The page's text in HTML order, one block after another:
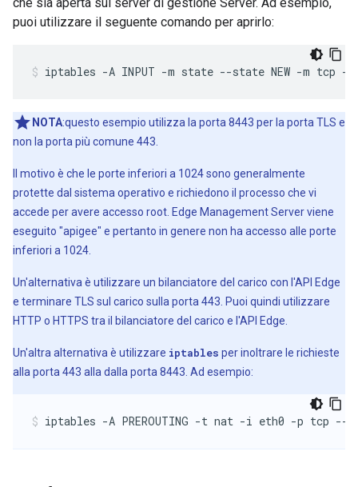
puoi utilizzare il seguente comando per aprirlo:
iptables -A INPUT -m state --state NEW -m tcp -
NOTA:questo esempio utilizza la porta 8443 per la porta TLS e
non la porta più comune 443.
Il motivo è che le porte inferiori a 1024 sono generalmente
protette dal sistema operativo e richiedono il processo che vi
accede per avere accesso root. Edge Management Server viene
eseguito "apigee" e pertanto in genere non ha accesso alle porte
inferiori a 1024.
Un'alternativa è utilizzare un bilanciatore del carico con l'API Edge
e terminare TLS sul carico sulla porta 443. Puoi quindi utilizzare
HTTP o HTTPS tra il bilanciatore del carico e l'API Edge.
Un'altra alternativa è utilizzare iptables per inoltrare le richieste
alla porta 443 alla dalla porta 8443. Ad esempio:
iptables -A PREROUTING -t nat -i eth0 -p tcp --